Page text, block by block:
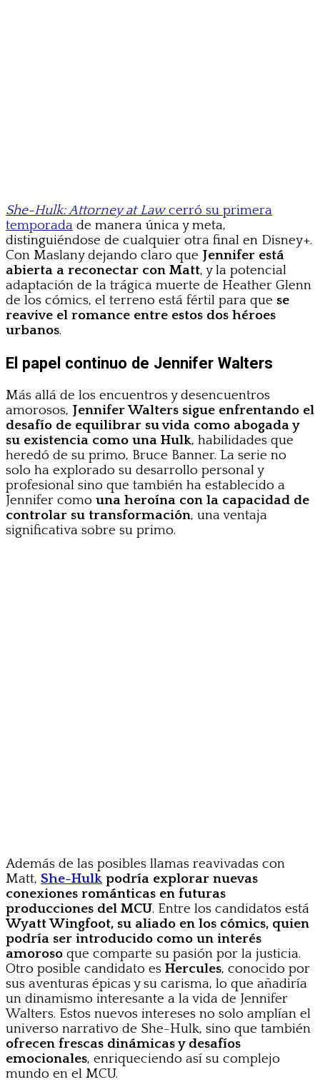
She-Hulk: Attorney at Lawcerró su primera
temporada de manera única y meta,
distinguiéndose de cualquier otra final en Disney+.
Con Maslany dejando claro que Jennifer está
abierta a reconectar con Matt, y la potencial
adaptación de la trágica muerte de Heather Glenn
de los cómics, el terreno está fértil para que se
reavive el romance entre estos dos héroes
urbanos.
El papel continuo de Jennifer Walters
Más allá de los encuentros y desencuentros
amorosos, Jennifer Walters sigue enfrentando el
desafío de equilibrar su vida como abogada y
su existencia como una Hulk, habilidades que
heredó de su primo, Bruce Banner. La serie no
solo ha explorado su desarrollo personal y
profesional sino que también ha establecido a
Jennifer como una heroína con la capacidad de
controlar su transformación, una ventaja
significativa sobre su primo.
Además de las posibles llamas reavivadas con
Matt, She-Hulk podría explorar nuevas
conexiones románticas en futuras
producciones del MCU. Entre los candidatos está
Wyatt Wingfoot, su aliado en los cómics, quien
podría ser introducido como un interés
amoroso que comparte su pasión por la justicia.
Otro posible candidato es Hercules, conocido por
sus aventuras épicas y su carisma, lo que añadiría
un dinamismo interesante a la vida de Jennifer
Walters. Estos nuevos intereses no solo amplían el
universo narrativo de She-Hulk, sino que también
ofrecen frescas dinámicas y desafíos
emocionales, enriqueciendo así su complejo
mundo en el MCU.